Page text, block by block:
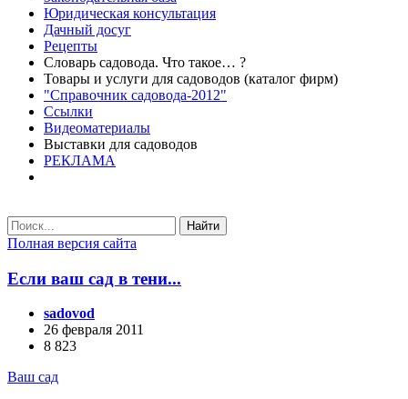
Юридическая консультация
Дачный досуг
Рецепты
Словарь садовода. Что такое… ?
Товары и услуги для садоводов (каталог фирм)
"Справочник садовода-2012"
Ссылки
Видеоматериалы
Выставки для садоводов
РЕКЛАМА
Найти
Полная версия сайта
Если ваш сад в тени...
sadovod
26 февраля 2011
8 823
Ваш сад